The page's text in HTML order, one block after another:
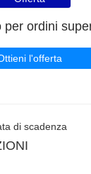
per ordini
l'offerta
di scadenza